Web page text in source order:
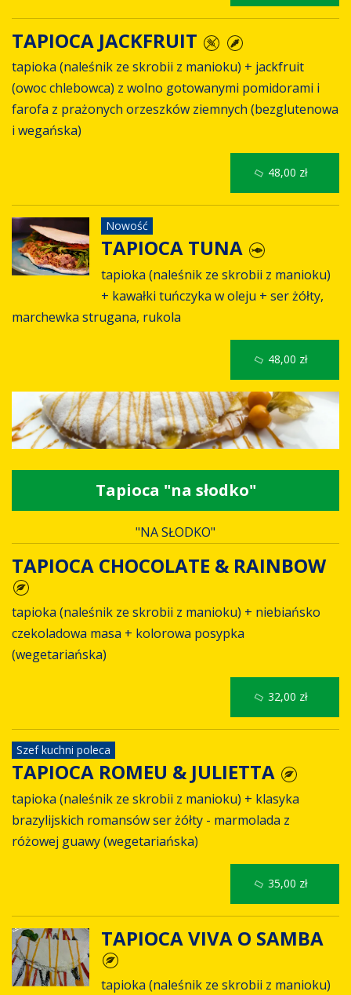
TAPIOCA JACKFRUIT
tapioka (naleśnik ze skrobii z manioku) + jackfruit
(owoc chlebowca) z wolno gotowanymi pomidorami i
farofa z prażonych orzeszków ziemnych (bezglutenowa
i wegańska)
Nowość
TAPIOCA TUNA
tapioka (naleśnik ze skrobii z manioku)
+ kawałki tuńczyka w oleju + ser żółty,
marchewka strugana, rukola
Tapioca "na słodko"
"NA SŁODKO"
TAPIOCA CHOCOLATE & RAINBOW
tapioka (naleśnik ze skrobii z manioku) + niebiańsko
czekoladowa masa + kolorowa posypka
(wegetariańska)
Szef kuchni poleca
TAPIOCA ROMEU & JULIETTA
tapioka (naleśnik ze skrobii z manioku) + klasyka
brazylijskich romansów ser żółty - marmolada z
różowej guawy (wegetariańska)
TAPIOCA VIVA O SAMBA
tapioka (naleśnik ze skrobii z manioku)